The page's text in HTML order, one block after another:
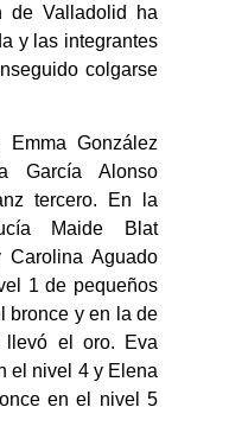
de Valladolid ha
y las integrantes
colgarse
González
García Alonso
tercero. En la
Maide Blat
Aguado
1 de pequeños
bronce y en la de
llevó el oro. Eva
el nivel 4 y Elena
en el nivel 5